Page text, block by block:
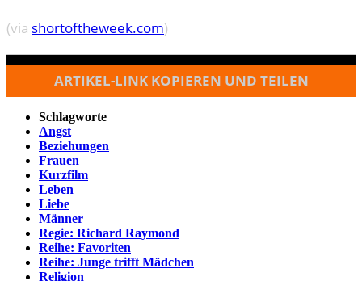
(via shortoftheweek.com)
ARTIKEL-LINK KOPIEREN UND TEILEN
Schlagworte
Angst
Beziehungen
Frauen
Kurzfilm
Leben
Liebe
Männer
Regie: Richard Raymond
Reihe: Favoriten
Reihe: Junge trifft Mädchen
Religion